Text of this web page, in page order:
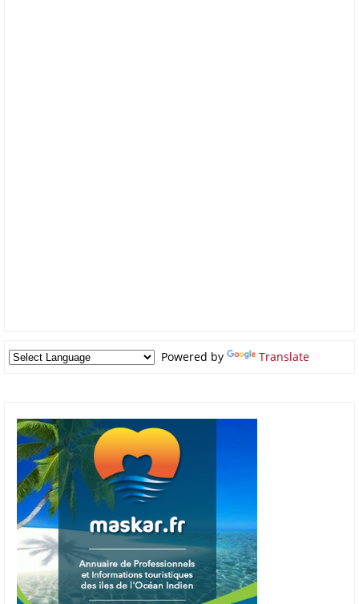
Powered by Translate